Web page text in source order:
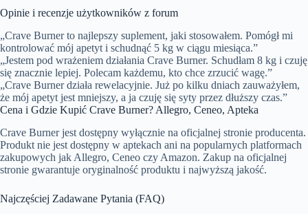
Opinie i recenzje użytkowników z forum
„Crave Burner to najlepszy suplement, jaki stosowałem. Pomógł mi
kontrolować mój apetyt i schudnąć 5 kg w ciągu miesiąca.”
„Jestem pod wrażeniem działania Crave Burner. Schudłam 8 kg i czuję
się znacznie lepiej. Polecam każdemu, kto chce zrzucić wagę.”
„Crave Burner działa rewelacyjnie. Już po kilku dniach zauważyłem,
że mój apetyt jest mniejszy, a ja czuję się syty przez dłuższy czas.”
Cena i Gdzie Kupić Crave Burner? Allegro, Ceneo, Apteka
Crave Burner jest dostępny wyłącznie na oficjalnej stronie producenta.
Produkt nie jest dostępny w aptekach ani na popularnych platformach
zakupowych jak Allegro, Ceneo czy Amazon. Zakup na oficjalnej
stronie gwarantuje oryginalność produktu i najwyższą jakość.
Najczęściej Zadawane Pytania (FAQ)